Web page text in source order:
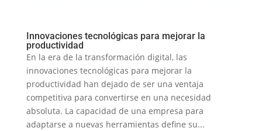
Innovaciones tecnológicas para mejorar la
productividad
En la era de la transformación digital, las
innovaciones tecnológicas para mejorar la
productividad han dejado de ser una ventaja
competitiva para convertirse en una necesidad
absoluta. La capacidad de una empresa para
adaptarse a nuevas herramientas define su...